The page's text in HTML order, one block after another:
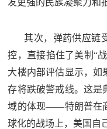
发更强的民族凝聚力和
其次，弹药供应链
控，直接掐住了美制“
大楼内部评估显示，如
存将跌破警戒线。这是
域的体现——特朗普在
球化的战场上，美国自